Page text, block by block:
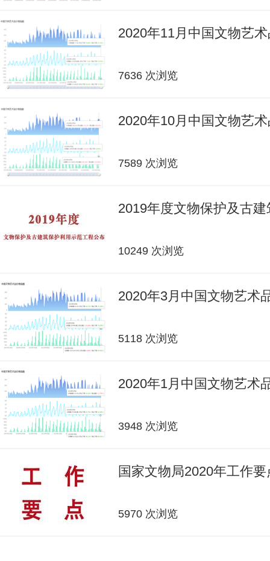
2020年11月中国文物艺
7636 次浏览
2020年10月中国文物艺
7589 次浏览
2019年度文物保护及古
10249 次浏览
2020年3月中国文物艺术
5118 次浏览
2020年1月中国文物艺术
3948 次浏览
国家文物局2020年工作要
5970 次浏览